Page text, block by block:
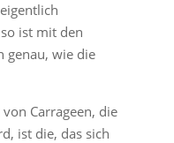
ist mit den
genau, wie die
Carrageen, die
ist die, das sich